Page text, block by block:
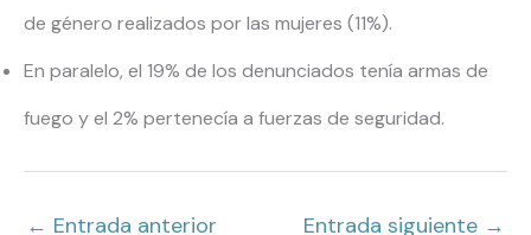
de género realizados por las mujeres (11%).
En paralelo, el 19% de los denunciados tenía armas de
fuego y el 2% pertenecía a fuerzas de seguridad.
← Entrada anterior Entrada siguiente →